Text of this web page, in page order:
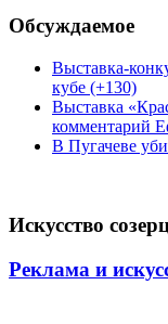
Обсуждаемое
Выставка-
кубе (+130)
Выставка
комментарий
В Пугачеве
Искусство
Реклама и